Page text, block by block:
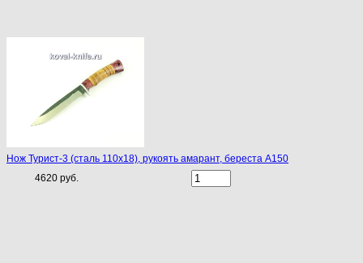
Нож Турист-3 (сталь 110х18), рукоять амарант, береста A150
4620 руб.